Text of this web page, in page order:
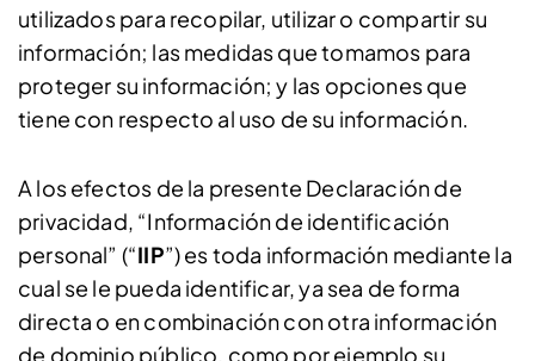
utilizados para recopilar, utilizar o compartir su
información; las medidas que tomamos para
proteger su información; y las opciones que
tiene con respecto al uso de su información.
A los efectos de la presente Declaración de
privacidad, “Información de identificación
personal” (“IIP”) es toda información mediante la
cual se le pueda identificar, ya sea de forma
directa o en combinación con otra información
de dominio público, como por ejemplo su